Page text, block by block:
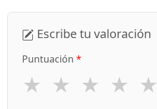
Escribe tu valoración
Puntuación *
★ ★ ★ ★ ★